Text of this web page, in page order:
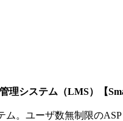
理システム（LMS）【
ム。ユーザ数無制限のASP